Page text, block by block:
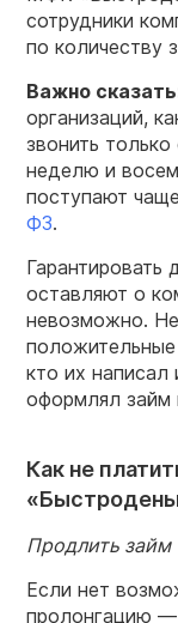
сотрудники
по количеству
Важно
организаций,
звонить
неделю и
поступают
ФЗ.
Гарантировать
оставляют о
невозможно.
положительные
кто их написал
оформлял займ
Как не
Продлить займ
Если нет
пролонгацию —